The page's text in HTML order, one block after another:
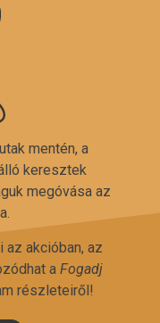
mentén, a
keresztek
megóvása az
az akcióban, az
a Fogadj
részleteiről!